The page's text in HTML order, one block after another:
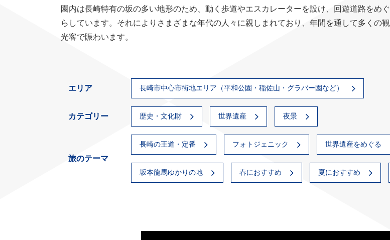
園内は長崎特有の坂の多い地形のため、動く歩道やエスカレーターを設け、回遊道路をめぐ
らしています。それによりさまざまな年代の人々に親しまれており、年間を通して多くの観
光客で賑わいます。
エリア 長崎市中心市街地エリア（平和公園・稲佐山・グラバー園など）
カテゴリー 歴史・文化財 世界遺産 夜景
旅のテーマ
長崎の王道・定番 フォトジェニック 世界遺産をめぐる
坂本龍馬ゆかりの地 春におすすめ 夏におすすめ